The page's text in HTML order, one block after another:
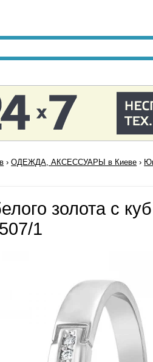
›ОДЕЖДА, АКСЕССУАРЫ в Киеве ›
золота с
1